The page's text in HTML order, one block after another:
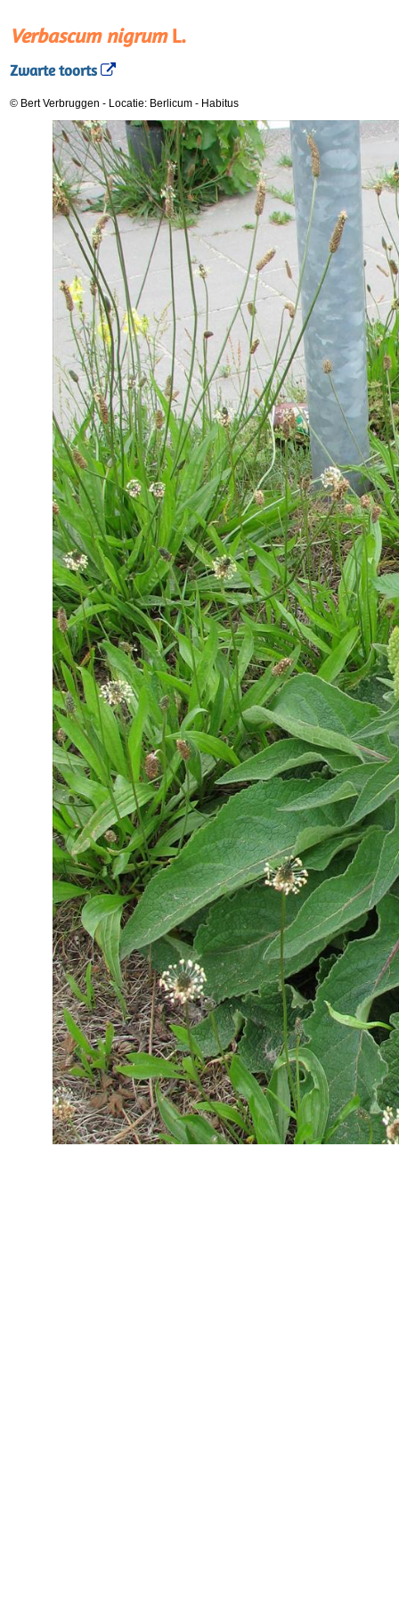
Verbascum nigrumL.
Zwarte toorts
© Bert Verbruggen - Locatie: Berlicum - Habitus